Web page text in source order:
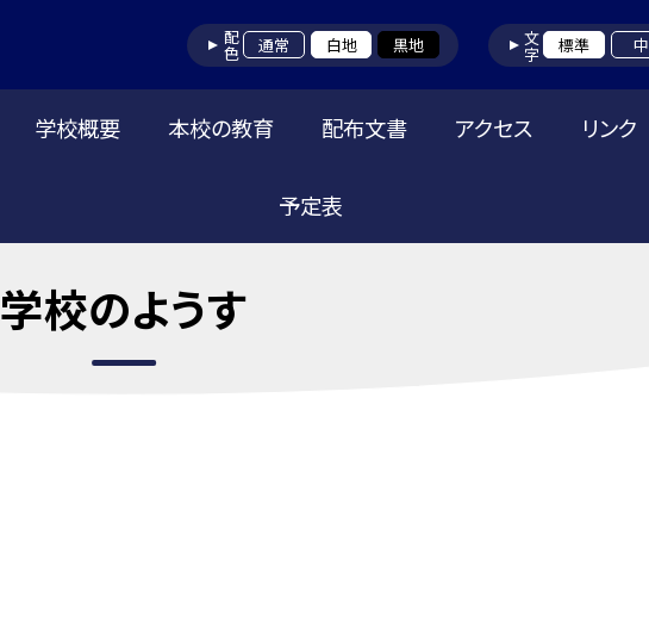
配色 通常 白地 黒地 文字 標準 中
学校概要 本校の教育 配布文書 アクセス リンク
予定表
学校のようす